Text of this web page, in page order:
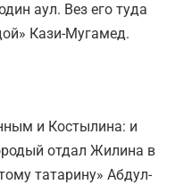
аул. Вез его туда
Кази-Мугамед.
и Костылина: и
отдал Жилина в
татарину» Абдул-